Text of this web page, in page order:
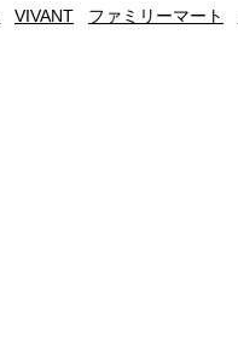
VIVANT ファミリーマート